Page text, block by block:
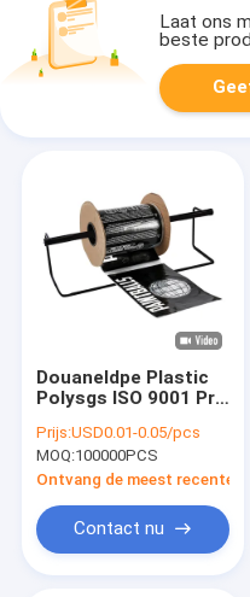
Laat ons
beste
Douaneldpe Plastic
Polysgs ISO 9001 Pre
een Broodje
Prijs:USD0.01-0.05/pcs
MOQ:100000PCS
Ontvang de meest recente
Contact nu